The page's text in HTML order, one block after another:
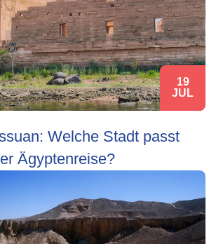
19
JUL
Welche Stadt passt
Ägyptenreise?